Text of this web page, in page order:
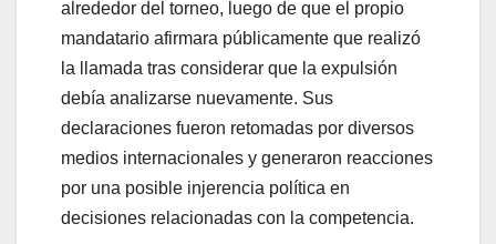
alrededor del torneo, luego de que el propio
mandatario afirmara públicamente que realizó
la llamada tras considerar que la expulsión
debía analizarse nuevamente. Sus
declaraciones fueron retomadas por diversos
medios internacionales y generaron reacciones
por una posible injerencia política en
decisiones relacionadas con la competencia.